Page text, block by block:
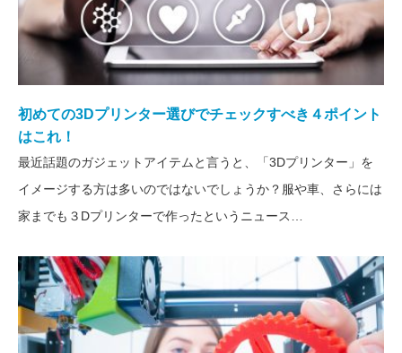
初めての3Dプリンター選びでチェックすべき４ポイント
はこれ！
最近話題のガジェットアイテムと言うと、「3Dプリンター」を
イメージする方は多いのではないでしょうか？服や車、さらには
家までも３Dプリンターで作ったというニュース…